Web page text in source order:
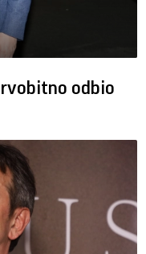
odbio